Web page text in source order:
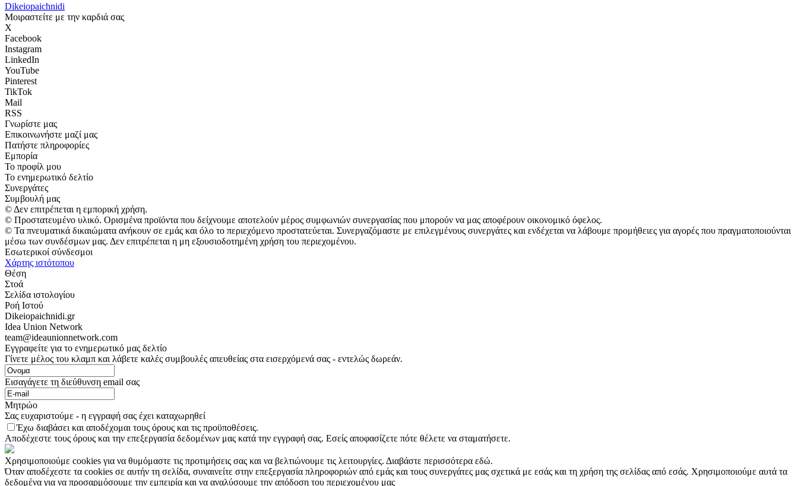
Dikeiopaichnidi
Μοιραστείτε με την καρδιά σας
X
Facebook
Instagram
LinkedIn
YouTube
Pinterest
TikTok
Mail
RSS
Γνωρίστε μας
Επικοινωνήστε μαζί μας
Πατήστε πληροφορίες
Εμπορία
Το προφίλ μου
Το ενημερωτικό δελτίο
Συνεργάτες
Συμβουλή μας
© Δεν επιτρέπεται η εμπορική χρήση.
© Προστατευμένο υλικό. Ορισμένα προϊόντα που δείχνουμε αποτελούν μέρος συμφωνιών συνεργασίας που μπορούν να μας αποφέρουν οικονομικό όφελος.
© Τα πνευματικά δικαιώματα ανήκουν σε εμάς και όλο το περιεχόμενο προστατεύεται. Συνεργαζόμαστε με επιλεγμένους συνεργάτες και ενδέχεται να λάβουμε προμήθειες για αγορές που πραγματοποιούνται
μέσω των συνδέσμων μας. Δεν επιτρέπεται η μη εξουσιοδοτημένη χρήση του περιεχομένου.
Εσωτερικοί σύνδεσμοι
Χάρτης ιστότοπου
Θέση
Στοά
Σελίδα ιστολογίου
Ροή Ιστού
Dikeiopaichnidi.gr
Idea Union Network
team@ideaunionnetwork.com
Εγγραφείτε για το ενημερωτικό μας δελτίο
Γίνετε μέλος του κλαμπ και λάβετε καλές συμβουλές απευθείας στα εισερχόμενά σας - εντελώς δωρεάν.
Εισαγάγετε τη διεύθυνση email σας
Μητρώο
Σας ευχαριστούμε - η εγγραφή σας έχει καταχωρηθεί
Έχω διαβάσει και αποδέχομαι τους όρους και τις προϋποθέσεις.
Αποδέχεστε τους όρους και την επεξεργασία δεδομένων μας κατά την εγγραφή σας. Εσείς αποφασίζετε πότε θέλετε να σταματήσετε.
Χρησιμοποιούμε cookies για να θυμόμαστε τις προτιμήσεις σας και να βελτιώνουμε τις λειτουργίες. Διαβάστε περισσότερα εδώ.
Όταν αποδέχεστε τα cookies σε αυτήν τη σελίδα, συναινείτε στην επεξεργασία πληροφοριών από εμάς και τους συνεργάτες μας σχετικά με εσάς και τη χρήση της σελίδας από εσάς. Χρησιμοποιούμε αυτά τα
δεδομένα για να προσαρμόσουμε την εμπειρία και να αναλύσουμε την απόδοση του περιεχομένου μας